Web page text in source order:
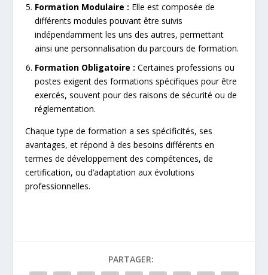
Formation Modulaire : Elle est composée de
différents modules pouvant être suivis
indépendamment les uns des autres, permettant
ainsi une personnalisation du parcours de formation.
Formation Obligatoire : Certaines professions ou
postes exigent des formations spécifiques pour être
exercés, souvent pour des raisons de sécurité ou de
réglementation.
Chaque type de formation a ses spécificités, ses
avantages, et répond à des besoins différents en
termes de développement des compétences, de
certification, ou d’adaptation aux évolutions
professionnelles.
PARTAGER: